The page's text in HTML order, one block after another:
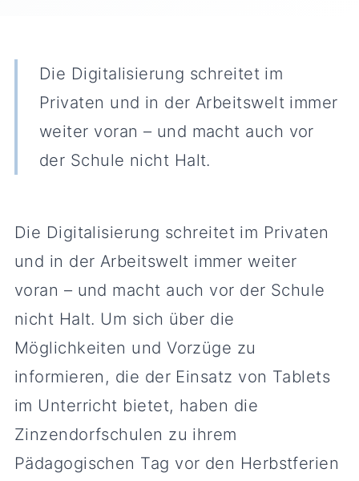
Die Digitalisierung schreitet im
Privaten und in der Arbeitswelt immer
weiter voran – und macht auch vor
der Schule nicht Halt.
Die Digitalisierung schreitet im Privaten
und in der Arbeitswelt immer weiter
voran – und macht auch vor der Schule
nicht Halt. Um sich über die
Möglichkeiten und Vorzüge zu
informieren, die der Einsatz von Tablets
im Unterricht bietet, haben die
Zinzendorfschulen zu ihrem
Pädagogischen Tag vor den Herbstferien